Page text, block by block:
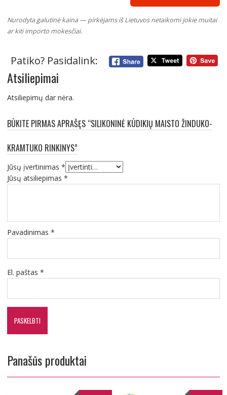
Nurodyta galutinė kaina — pirkėjams iš Lietuvos netaikomi jokie muitai
ar kiti importo mokesčiai.
Patiko? Pasidalink:
Atsiliepimai
Atsiliepimų dar nėra.
BŪKITE PIRMAS APRAŠĘS “SILIKONINĖ KŪDIKIŲ MAISTO ŽINDUKO-
KRAMTUKO RINKINYS”
Jūsų įvertinimas *
Jūsų atsiliepimas *
Pavadinimas *
El. paštas *
Panašūs produktai